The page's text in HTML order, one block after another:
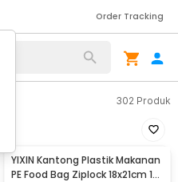
Order Tracking
302 Produk
YIXIN Kantong Plastik Makanan
PE Food Bag Ziplock 18x21cm 15